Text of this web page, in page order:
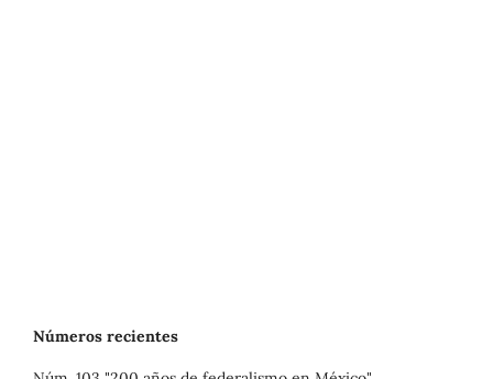
Números recientes